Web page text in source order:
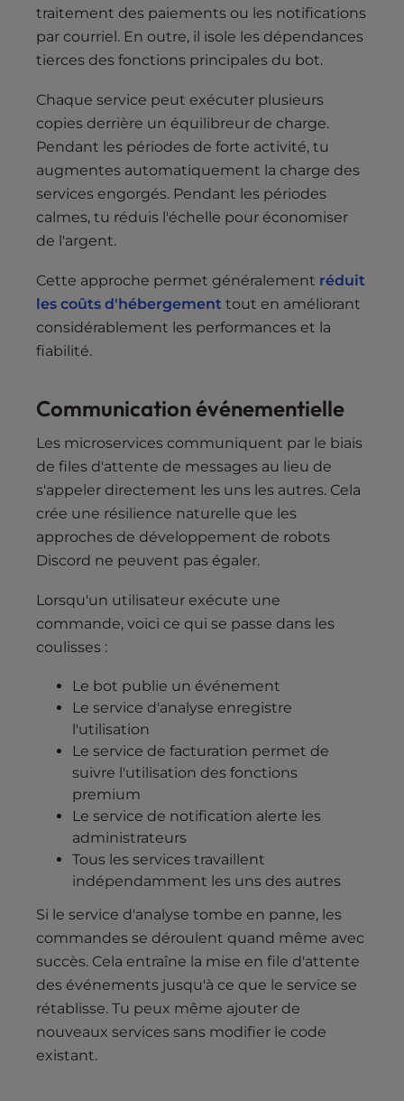
traitement des paiements ou les notifications
par courriel. En outre, il isole les dépendances
tierces des fonctions principales du bot.
Chaque service peut exécuter plusieurs
copies derrière un équilibreur de charge.
Pendant les périodes de forte activité, tu
augmentes automatiquement la charge des
services engorgés. Pendant les périodes
calmes, tu réduis l'échelle pour économiser
de l'argent.
Cette approche permet généralement réduit
les coûts d'hébergement tout en améliorant
considérablement les performances et la
fiabilité.
Communication événementielle
Les microservices communiquent par le biais
de files d'attente de messages au lieu de
s'appeler directement les uns les autres. Cela
crée une résilience naturelle que les
approches de développement de robots
Discord ne peuvent pas égaler.
Lorsqu'un utilisateur exécute une
commande, voici ce qui se passe dans les
coulisses :
Le bot publie un événement
Le service d'analyse enregistre
l'utilisation
Le service de facturation permet de
suivre l'utilisation des fonctions
premium
Le service de notification alerte les
administrateurs
Tous les services travaillent
indépendamment les uns des autres
Si le service d'analyse tombe en panne, les
commandes se déroulent quand même avec
succès. Cela entraîne la mise en file d'attente
des événements jusqu'à ce que le service se
rétablisse. Tu peux même ajouter de
nouveaux services sans modifier le code
existant.